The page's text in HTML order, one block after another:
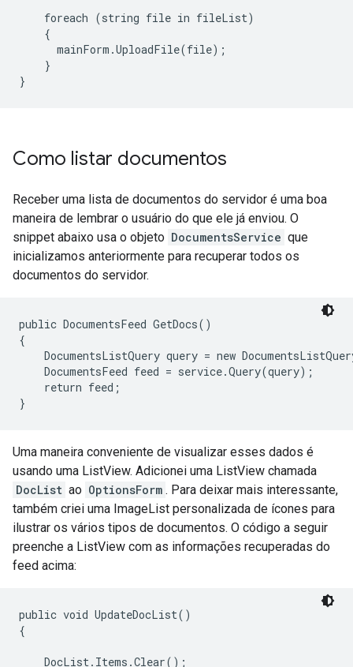
    foreach (string file in fileList)
    {
      mainForm.UploadFile(file);
    }
}
Como listar documentos
Receber uma lista de documentos do servidor é uma boa
maneira de lembrar o usuário do que ele já enviou. O
snippet abaixo usa o objeto DocumentsService que
inicializamos anteriormente para recuperar todos os
documentos do servidor.
public DocumentsFeed GetDocs()
{
DocumentsListQuery query = new
    DocumentsFeed feed = service.Query(query);
    return feed;
}
Uma maneira conveniente de visualizar esses dados é
usando uma ListView. Adicionei uma ListView chamada
DocList ao OptionsForm . Para deixar mais interessante,
também criei uma ImageList personalizada de ícones para
ilustrar os vários tipos de documentos. O código a seguir
preenche a ListView com as informações recuperadas do
feed acima:
public void UpdateDocList()
{
    DocList.Items.Clear();